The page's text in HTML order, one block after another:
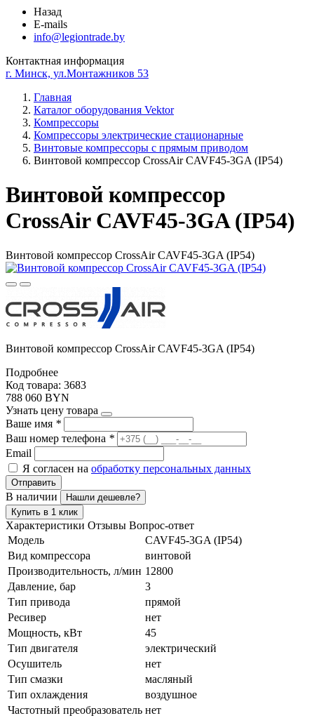
Назад
E-mails
info@legiontrade.by
Контактная информация
г. Минск, ул.Монтажников 53
Главная
Каталог оборудования Vektor
Компрессоры
Компрессоры электрические стационарные
Винтовые компрессоры с прямым приводом
Винтовой компрессор CrossAir CAVF45-3GA (IP54)
Винтовой компрессор
CrossAir CAVF45-3GA (IP54)
Винтовой компрессор CrossAir CAVF45-3GA (IP54)
Винтовой компрессор CrossAir CAVF45-3GA (IP54)
Подробнее
Код товара: 3683
788 060 BYN
Узнать цену товара
Ваше имя *
Ваш номер телефона *
Email
Я согласен на обработку персональных данных
Отправить
В наличии
Нашли дешевле?
Купить в 1 клик
Характеристики Отзывы Вопрос-ответ
Модель
CAVF45-3GA (IP54)
Вид компрессора
винтовой
Производительность, л/мин 12800
Давление, бар
3
Тип привода
прямой
Ресивер
нет
Мощность, кВт
45
Тип двигателя
электрический
Осушитель
нет
Тип смазки
масляный
Тип охлаждения
воздушное
Частотный преобразователь нет